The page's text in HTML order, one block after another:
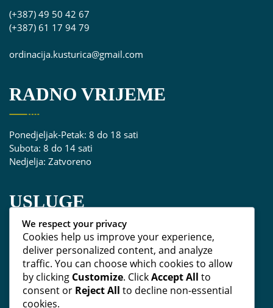
(+387) 49 50 42 67
(+387) 61 17 94 79
ordinacija.kusturica@gmail.com
RADNO VRIJEME
Ponedjeljak-Petak: 8 do 18 sati
Subota: 8 do 14 sati
Nedjelja: Zatvoreno
USLUGE
Popravak zuba
Liječenje zuba
Implantologija
Maksilofacijalna hirurgija
Protetika
We respect your privacy
Cookies help us improve your experience,
deliver personalized content, and analyze
traffic. You can choose which cookies to allow
by clicking Customize. ClickAccept All to
consent or Reject All to decline non-essential
cookies.